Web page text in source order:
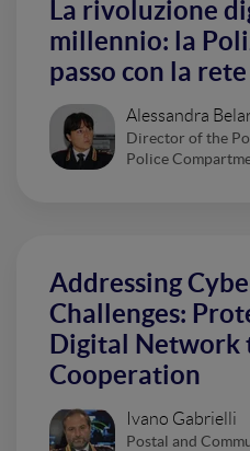
La rivoluzione
millennio: la
passo con la rete
Alessandra
Director of the
Police
Addressing
Challenges:
Digital Network
Cooperation
Ivano Gabrielli
Postal and